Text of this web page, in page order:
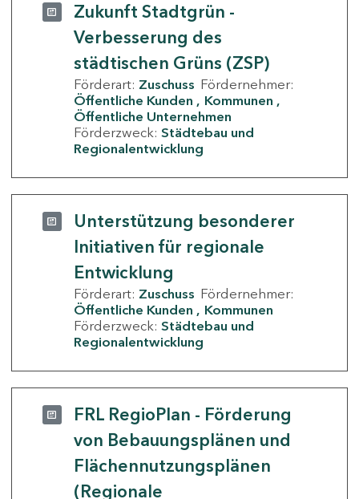
Zukunft Stadtgrün -
Verbesserung des
städtischen Grüns (ZSP)
Förderart: Zuschuss Fördernehmer:
Öffentliche Kunden
Kommunen
Öffentliche Unternehmen
Förderzweck: Städtebau und
Regionalentwicklung
Unterstützung besonderer
Initiativen für regionale
Entwicklung
Förderart: Zuschuss Fördernehmer:
Öffentliche Kunden
Kommunen
Förderzweck: Städtebau und
Regionalentwicklung
FRL RegioPlan - Förderung
von Bebauungsplänen und
Flächennutzungsplänen
(Regionale